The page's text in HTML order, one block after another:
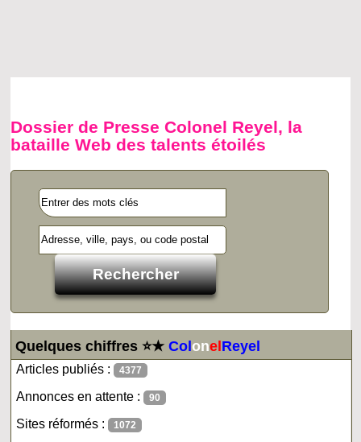
Dossier de Presse Colonel Reyel, la
bataille Web des talents étoilés
Quelques chiffres ⭐★ColonelReyel
Articles publiés : 4377
Annonces en attente : 90
Sites réformés : 1072